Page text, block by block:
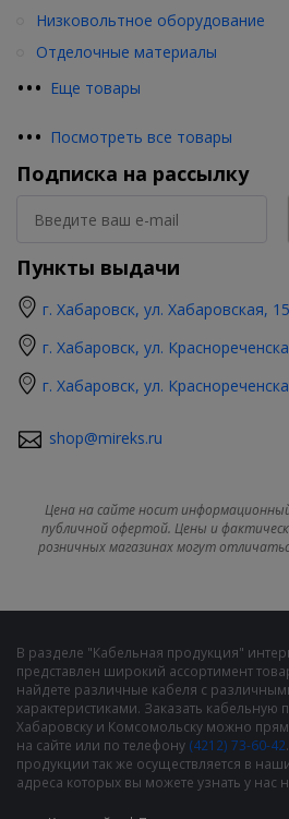
••• Еще товары
Низковольтное оборудование
Отделочные материалы
••• Посмотреть все товары
Подписка на рассылку
Пункты выдачи
г. Хабаровск, ул. Хабаровская,
г. Хабаровск, ул.
г. Хабаровск, ул.
shop@mireks.ru
Цена на сайте носит
публичной офертой. Цены и
розничных магазинах могут
В разделе "Кабельная продукция"
представлен широкий ассортимент
найдете различные кабеля с
характеристиками. Заказать кабельную
Хабаровску и Комсомольску можно
на сайте или по телефону (4212) 73-60-42
продукции так же осуществляется в
адреса которых вы можете узнать у нас